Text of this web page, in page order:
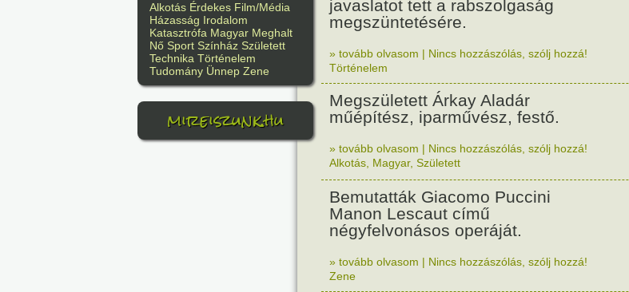
Alkotás Érdekes Film/Média
Házasság Irodalom
Katasztrófa Magyar Meghalt
Nő Sport Színház Született
Technika Történelem
Tudomány Ünnep Zene
mireiszunk.hu
javaslatot tett a rabszolgaság
megszüntetésére.
» tovább olvasom | Nincs hozzászólás, szólj hozzá!
Történelem
Megszületett Árkay Aladár
műépítész, iparművész, festő.
» tovább olvasom | Nincs hozzászólás, szólj hozzá!
Alkotás Magyar, Született
Bemutatták Giacomo Puccini
Manon Lescaut című
négyfelvonásos operáját.
» tovább olvasom | Nincs hozzászólás, szólj hozzá!
Zene